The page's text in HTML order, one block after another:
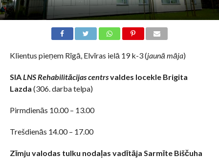
Klientus pieņem Rīgā, Elvīras ielā 19 k-3 (jaunā māja)
SIALNS Rehabilitācijas centrsvaldes locekle Brigita
Lazda (306. darba telpa)
Pirmdienās 10.00 – 13.00
Trešdienās 14.00 – 17.00
Zīmju valodas tulku nodaļas vadītāja Sarmīte Biščuha